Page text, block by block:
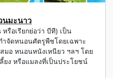
นมะนาว
หรือเรียกย่อว่า บีที) เป็น
จัดหนอนศัตรูพืชโดยเฉพาะ
มอ หนอนหนังเหนียว ฯลฯ โดย
ยง หรือแมลงที่เป็นประโยชน์